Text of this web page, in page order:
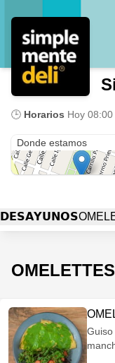
🕒 Horarios Hoy
Donde estamos
𝗗𝗘𝗦𝗔𝗬𝗨𝗡𝗢𝗦
OMELETTES